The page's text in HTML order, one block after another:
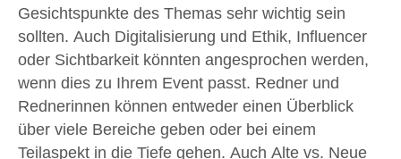
Gesichtspunkte des Themas sehr wichtig sein
sollten. Auch Digitalisierung und Ethik, Influencer
oder Sichtbarkeit könnten angesprochen werden,
wenn dies zu Ihrem Event passt. Redner und
Rednerinnen können entweder einen Überblick
über viele Bereiche geben oder bei einem
Teilaspekt in die Tiefe gehen. Auch Alte vs. Neue